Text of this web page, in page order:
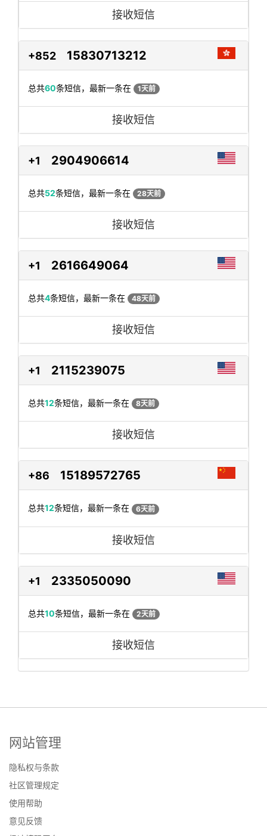
接收短信
+852 15830713212
总共60条短信，最新一条在 1天前
接收短信
+1 2904906614
总共52条短信，最新一条在 28天前
接收短信
+1 2616649064
总共4条短信，最新一条在 48天前
接收短信
+1 2115239075
总共12条短信，最新一条在 8天前
接收短信
+86 15189572765
总共12条短信，最新一条在 6天前
接收短信
+1 2335050090
总共10条短信，最新一条在 2天前
接收短信
网站管理
隐私权与条款
社区管理规定
使用帮助
意见反馈